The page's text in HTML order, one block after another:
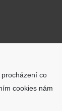
co
cookies nám